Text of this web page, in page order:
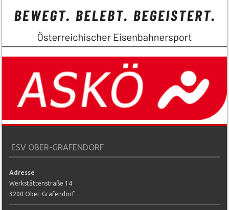
ESV OBER-GRAFENDORF
Adresse
Werkstättenstraße 14
3200 Ober-Grafendorf